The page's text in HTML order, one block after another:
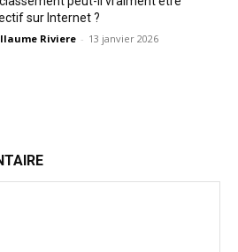
sur Internet ?
Riviere - 13 janvier 2026